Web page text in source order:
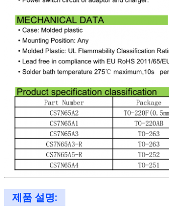
제품 설명: